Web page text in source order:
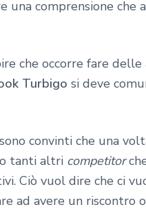
una comprensione che
che occorre fare
Turbigo si deve
convinti che una
tanti altri competitor
Ciò vuol dire che ci
ad avere un